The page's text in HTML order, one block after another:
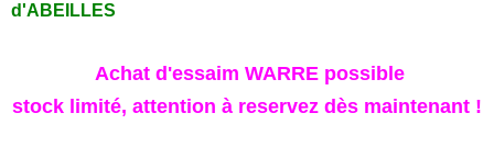
d'ABEILLES
Achat d'essaim WARRE possible
stock limité, attention à reservez dès maintenant !